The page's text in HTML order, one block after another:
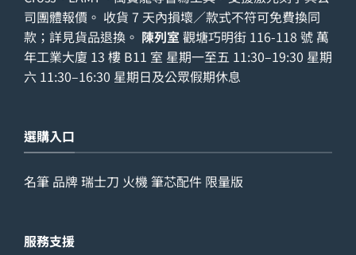
司團體報價。 收貨 7 天內損壞／款式不符可免費換同
款；詳見貨品退換 。 陳列室 觀塘巧明街 116-118 號 萬
年工業大廈 13 樓 B11 室 星期一至五 11:30–19:30 星期
六 11:30–16:30 星期日及公眾假期休息
選購入口
名筆 品牌瑞士刀 火機筆芯配件 限量版
服務支援